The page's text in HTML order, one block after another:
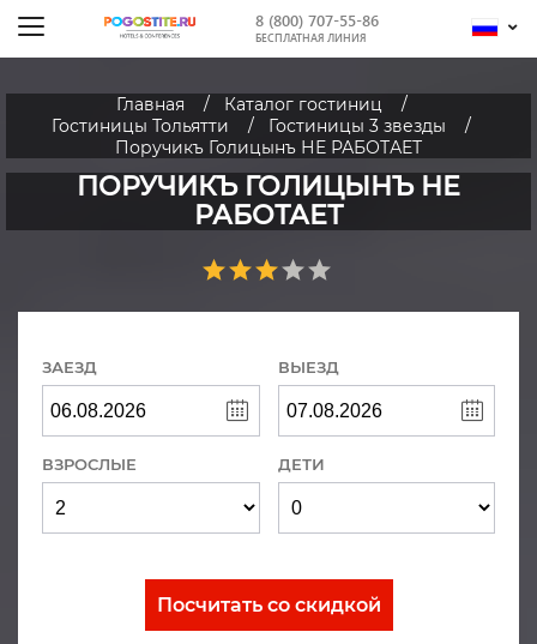
8 (800) 707-55-86
БЕСПЛАТНАЯ ЛИНИЯ
Главная
Каталог гостиниц
Гостиницы Тольятти
Гостиницы 3 звезды
Поручикъ Голицынъ НЕ РАБОТАЕТ
ПОРУЧИКЪ ГОЛИЦЫНЪ НЕ
РАБОТАЕТ
ЗАЕЗД ВЫЕЗД
ВЗРОСЛЫЕ ДЕТИ
Посчитать со скидкой